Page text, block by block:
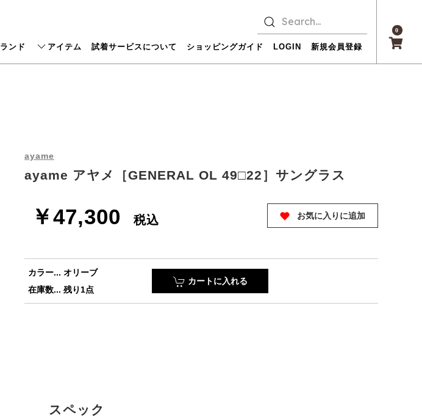
ンド アイテム 試着サービスについて ショッピングガイド LOGIN 新規会員登録
0
ayame
ayame アヤメ［GENERAL OL 49□22］サングラス
￥47,300 税込 お気に入りに追加
カラー... オリーブ
在庫数... 残り1点
カートに入れる
スペック